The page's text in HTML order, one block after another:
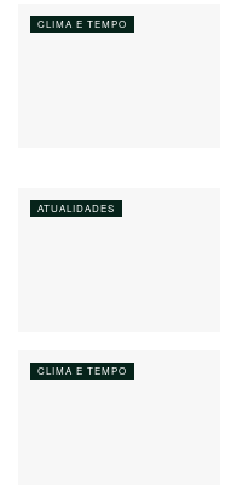
CLIMA E TEMPO
ATUALIDADES
CLIMA E TEMPO